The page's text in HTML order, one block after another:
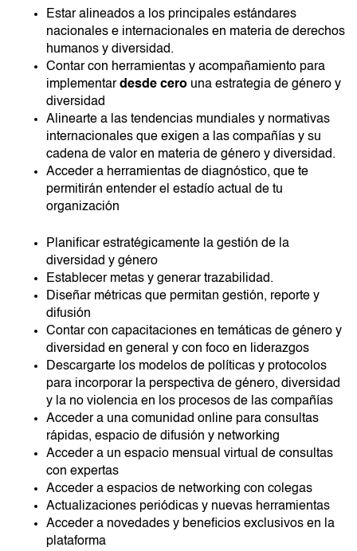
Estar alineados a los principales estándares
nacionales e internacionales en materia de derechos
humanos y diversidad.
Contar con herramientas y acompañamiento para
implementardesde cero una estrategia de género y
diversidad
Alinearte a las tendencias mundiales y normativas
internacionales que exigen a las compañías y su
cadena de valor en materia de género y diversidad.
Acceder a herramientas de diagnóstico, que te
permitirán entender el estadío actual de tu
organización
Planificar estratégicamente la gestión de la
diversidad y género
Establecer metas y generar trazabilidad.
Diseñar métricas que permitan gestión, reporte y
difusión
Contar con capacitaciones en temáticas de género y
diversidad en general y con foco en liderazgos
Descargarte los modelos de políticas y protocolos
para incorporar la perspectiva de género, diversidad
y la no violencia en los procesos de las compañías
Acceder a una comunidad online para consultas
rápidas, espacio de difusión y networking
Acceder a un espacio mensual virtual de consultas
con expertas
Acceder a espacios de networking con colegas
Actualizaciones periódicas y nuevas herramientas
Acceder a novedades y beneficios exclusivos en la
plataforma